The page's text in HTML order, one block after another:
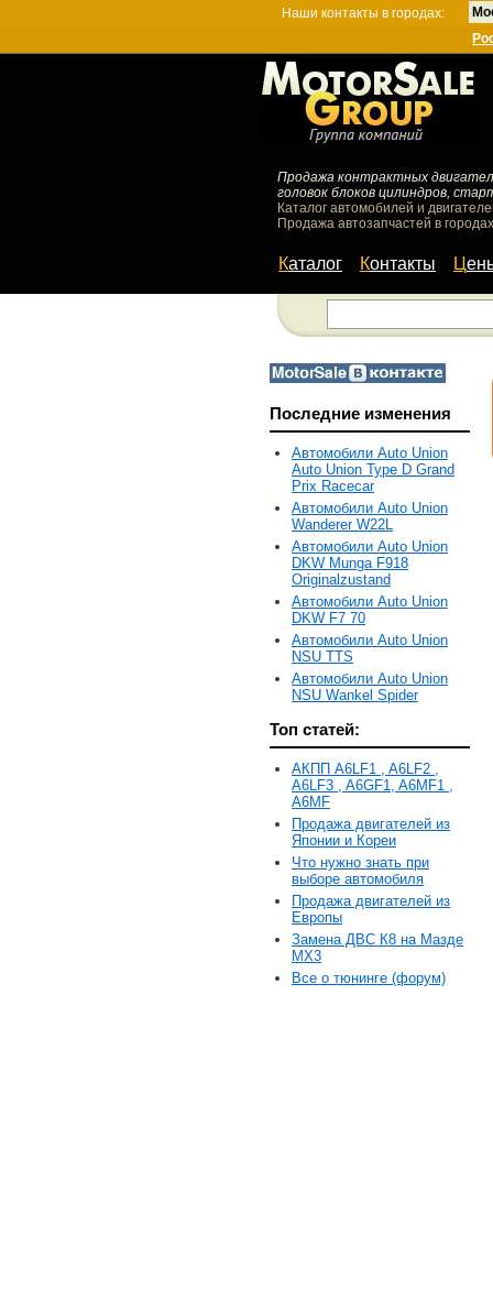
Наши контакты в городах:
Продажа контрактных
головок блоков цилиндров,
Каталог автомобилей и
Продажа автозапчастей в
Каталог Контакты
Последние изменения
Автомобили Auto Union
Auto Union Type D Grand
Prix Racecar
Автомобили Auto Union
Wanderer W22L
Автомобили Auto Union
DKW Munga F918
Originalzustand
Автомобили Auto Union
DKW F7 70
Автомобили Auto Union
NSU TTS
Автомобили Auto Union
NSU Wankel Spider
Топ статей:
АКПП A6LF1 , A6LF2 ,
A6LF3 , A6GF1, A6MF1 ,
A6MF
Продажа двигателей из
Японии и Кореи
Что нужно знать при
выборе автомобиля
Продажа двигателей из
Европы
Замена ДВС К8 на Мазде
MX3
Все о тюнинге (форум)